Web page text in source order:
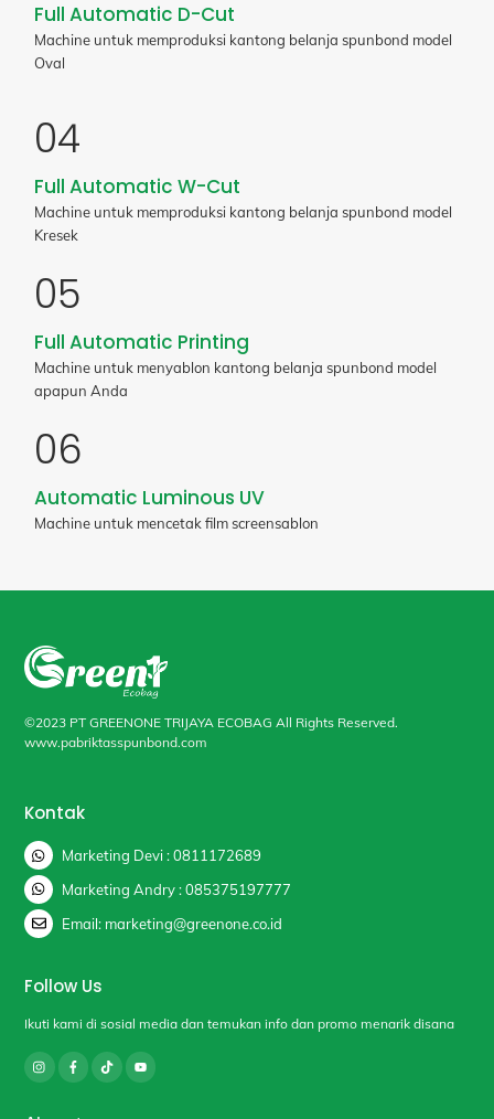
Full Automatic D-Cut
Machine untuk memproduksi kantong belanja spunbond model
Oval
04
Full Automatic W-Cut
Machine untuk memproduksi kantong belanja spunbond model
Kresek
05
Full Automatic Printing
Machine untuk menyablon kantong belanja spunbond model
apapun Anda
06
Automatic Luminous UV
Machine untuk mencetak film screensablon
©2023 PT GREENONE TRIJAYA ECOBAG All Rights Reserved.
www.pabriktasspunbond.com
Kontak
Marketing Devi : 0811172689
Marketing Andry : 085375197777
Email: marketing@greenone.co.id
Follow Us
Ikuti kami di sosial media dan temukan info dan promo menarik disana